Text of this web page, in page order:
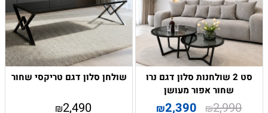
סט 2 שולחנות סלון דגם נרו
שחור אפור מעושן
₪2,990
₪2,390
שולחן סלון דגם טריקסי שחור
₪2,490